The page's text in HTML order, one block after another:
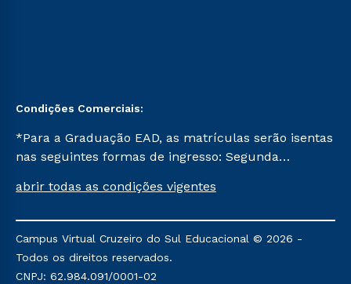
Condições Comerciais:
*Para a Graduação EAD, as matrículas serão isentas
nas seguintes formas de ingresso: Segunda
Já para as demais, a taxa de matrícula será de R$
mencionadas são referentes aos cursos: Ensino
Religioso, Geografia para a Docência e Metodologia
do Ensino de História: Questões Atuais.
abrir todas as condições vigentes
Campus Virtual Cruzeiro do Sul Educacional © 2026 -
Todos os direitos reservados.
CNPJ: 62.984.091/0001-02